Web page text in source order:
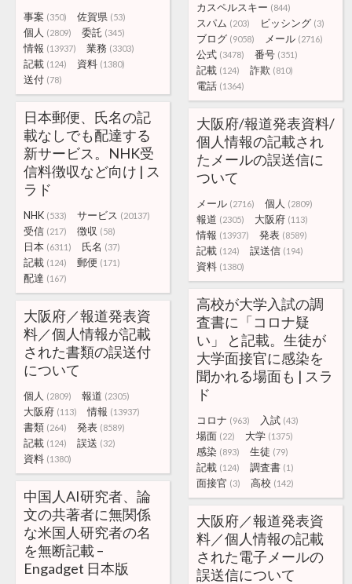
事案 (350) 佐賀県 (53)
個人 (2809) 委託 (345)
情報 (13937) 業務 (3303)
記載 (124) 資料 (1380)
送付 (78)
カスペルスキー (844)
スパム (203) ビッシング (3)
ブログ (9058) メール (2716)
公式 (3478) 番号 (351)
記載 (124) 詐欺 (810)
電話 (1364)
日本郵便、氏名の記
載なしでも配達する
新サービス。NHK受
信料徴収など向け | ス
ラド
NHK (533) サービス (20137)
受信 (217) 徴収 (58)
日本 (6311) 氏名 (37)
記載 (124) 郵便 (171)
配達 (167)
大阪府/報道発表資料/
個人情報の記載され
たメールの誤送信に
ついて
メール (2716) 個人 (2809)
報道 (2305) 大阪府 (113)
情報 (13937) 発表 (8589)
記載 (124) 誤送信 (194)
資料 (1380)
高校が大学入試の調
査書に「コロナ疑
い」 と記載。生徒が
大学面接官に感染を
聞かれる場面も | スラ
ド
コロナ (963) 入試 (43)
場面 (22) 大学 (1375)
感染 (893) 生徒 (79)
記載 (124) 調査書 (1)
面接官 (3) 高校 (142)
大阪府／報道発表資
料／個人情報が記載
された書類の誤送付
について
個人 (2809) 報道 (2305)
大阪府 (113) 情報 (13937)
書類 (264) 発表 (8589)
記載 (124) 誤送 (32)
資料 (1380)
中国人AI研究者、論
文の共著者に無関係
な米国人研究者の名
を無断記載 –
Engadget 日本版
大阪府／報道発表資
料／個人情報の記載
された電子メールの
誤送信について